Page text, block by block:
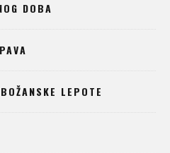
DOBA
LEPOTE